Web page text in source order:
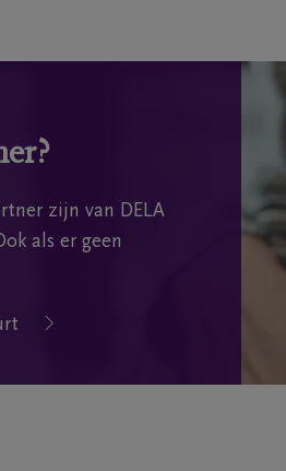
zijn van DELA
als er geen